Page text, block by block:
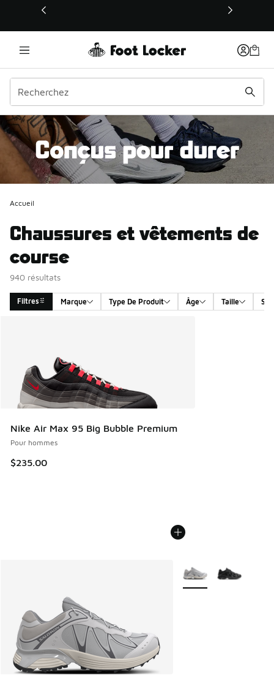
Ce lien s’ouvrira dans une nouvelle fenêtre
Accueil
Chaussures et vêtements de
course
940 résultats
Filtres Marque Type De Produit Âge Taille
Nike Air Max 95 Big Bubble Premium
Pour hommes
$235.00
Plus de couleurs